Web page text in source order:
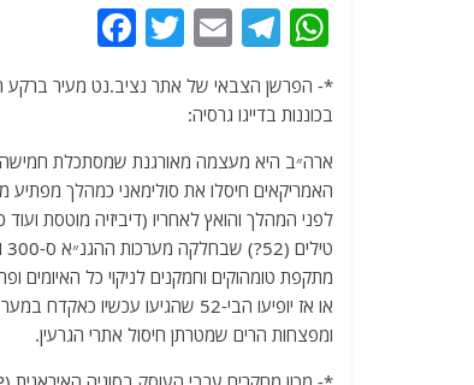
W
at
s
A
p
p
T
e
g
ra
m
E
m
ai
l
T
itt
er
c
e
b
o
o
k
בכוננות בדייגו גרסיה:
ארה״ב היא מעצמה מאורגנת שמסתכלת חמישה צעדים ויותר קדימה.
האמריקאים חיסלו את סולימאני כמהלך מפתיע
לפני המהלך והואץ לאחריו (דיביזיה מוטסת
מתקפת טומהוקים וחמקנים לניקוי כל האיומים
או אז יופיעו הבי-52 שהגיעו
ומפצחות הרים שמטרתן חיסול אתרי הגרעין.